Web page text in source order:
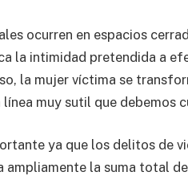
ocurren en espacios
la intimidad pretendida a
la mujer víctima se
línea muy sutil que debemos
ya que los delitos de
ampliamente la suma total